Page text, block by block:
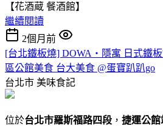
【花酒蔵 餐酒館】
繼續閱讀
2個月前
[台北鐵板燒] DOWA・隱寓 日式鐵
區公館美食 台大美食 @蛋寶趴趴go
台北市 美味食記
位於台北市羅斯福路四段 ， 捷運公館